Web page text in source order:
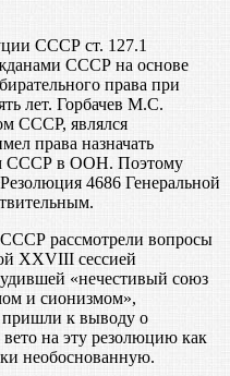
СССР ст. 127.1
СССР на основе
права при
лет. Горбачев М.С.
СССР, являлся
права назначать
СССР в ООН. Поэтому
4686 Генеральной
рассмотрели вопросы
XXVIII сессией
«нечестивый союз
и сионизмом»,
к выводу о
на эту резолюцию как
необоснованную.